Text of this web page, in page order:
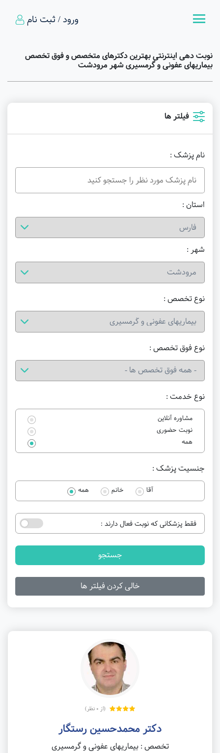
ورود / ثبت نام
نوبت دهی اینترنتی بهترین دکترهای متخصص و فوق تخصص
بیماریهای عفونی و گرمسیری شهر مرودشت
فیلتر ها
نام پزشک :
استان :
شهر :
نوع خدمت :
مشاوره آنلاین
نوبت حضوری
همه
نوع تخصص :
نوع فوق تخصص :
جنسیت پزشک :
آقا خانم همه
فقط پزشکانی که نوبت فعال دارند :
جستجو
خالی کردن فیلتر ها
(از 0 نظر)
دکتر محمدحسین رستگار
تخصص : بیماریهای عفونی و گرمسیری